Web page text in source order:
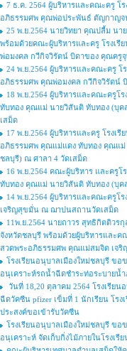
7 ธ.ค. 2564 ผู้บริหารและคณะครู โ
อภิธรรมศพ คุณพ่อประพันธ์ ตัญกาญจ
25 พ.ย.2564 นายวิทยา คุณปลื้ม นา
พร้อมด้วยคณะผู้บริหารและครู โรงเรี
พ่อมงคล กวีกิจวิรัตน์ บิดาของ คุณครู
24 พ.ย.2564 ผู้บริหารและคณะครู โ
อภิธรรมศพ คุณพ่อมงคล กวีกิจวิรัตน์
18 พ.ย.2564 ผู้บริหารและคณะครูโ
ทับทอง คุณแม่ นายวิสันติ ทับทอง (บุค
เสม็ด
17 พ.ย.2564 ผู้บริหารและครู โรงเ
อภิธรรมศพ คุณแม่แดง ทับทอง คุณแม่
ชลบุรี) ณ ศาลา 4 วัดเสม็ด
16 พ.ย.2564 คณะผู้บริหาร และครู
ทับทอง คุณแม่ นายวิสันติ ทับทอง (บุค
14 พ.ย.2564 ผู้บริหารและคณะครู
เจริญสุขมั่น ณ ฌาปนสถานวัดเสม็ด
11พ.ย.2564 นายถาวร สุทธิกิตติวร
จังหวัดชลบุรี พร้อมด้วยผู้บริหารและค
สวดพระอภิธรรมศพ คุณแม่สมจิต เจ
โรงเรียนอนุบาลเมืองใหม่ชลบุรี ข
อนุเคราะห์รถน้ำฉีดชำระท่อระบายน้ำ
วันที่ 18,20 ตุลาคม 2564 โรงเรีย
ฉีดวัคซีน pfizer เข็มที่ 1 นักเรียน โร
ประสงค์ขอเข้ารับวัคซีน
โรงเรียนอนุบาลเมืองใหม่ชลบุรี ข
อนุเคราะห์ จัดเก็บกิ่งไม้ภายในโรงเรีย